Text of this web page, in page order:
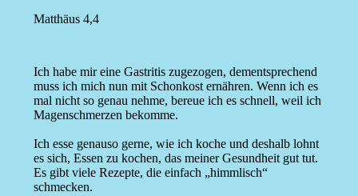
Matthäus 4,4
Ich habe mir eine Gastritis zugezogen, dementsprechend
muss ich mich nun mit Schonkost ernähren. Wenn ich es
mal nicht so genau nehme, bereue ich es schnell, weil ich
Magenschmerzen bekomme.
Ich esse genauso gerne, wie ich koche und deshalb lohnt
es sich, Essen zu kochen, das meiner Gesundheit gut tut.
Es gibt viele Rezepte, die einfach „himmlisch“
schmecken.